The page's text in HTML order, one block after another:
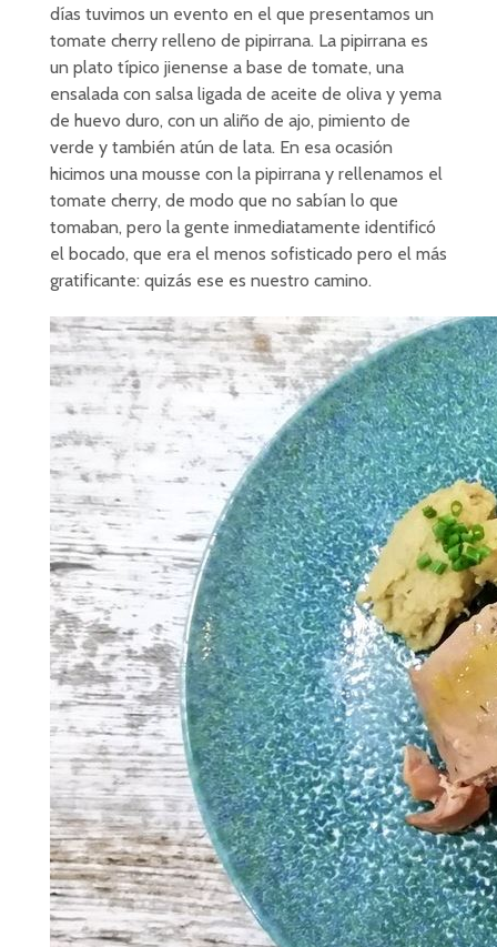
días tuvimos un evento en el que presentamos un
tomate cherry relleno de pipirrana. La pipirrana es
un plato típico jienense a base de tomate, una
ensalada con salsa ligada de aceite de oliva y yema
de huevo duro, con un aliño de ajo, pimiento de
verde y también atún de lata. En esa ocasión
hicimos una mousse con la pipirrana y rellenamos el
tomate cherry, de modo que no sabían lo que
tomaban, pero la gente inmediatamente identificó
el bocado, que era el menos sofisticado pero el más
gratificante: quizás ese es nuestro camino.